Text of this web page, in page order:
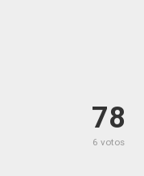
78
6 votos